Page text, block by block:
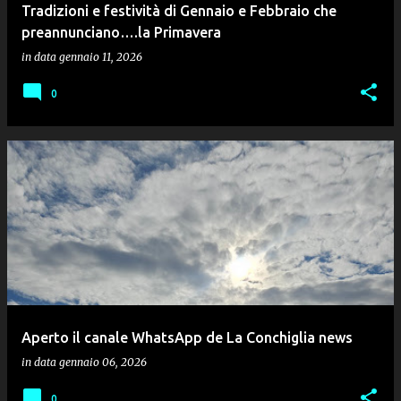
Tradizioni e festività di Gennaio e Febbraio che
preannunciano….la Primavera
in data gennaio 11, 2026
0
Aperto il canale WhatsApp de La Conchiglia news
in data gennaio 06, 2026